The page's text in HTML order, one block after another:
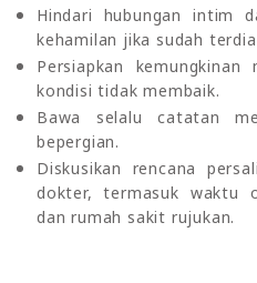
Hindari hubungan intim
kehamilan jika sudah
Persiapkan
kondisi tidak membaik.
Bawa selalu catatan
bepergian.
Diskusikan rencana
dokter, termasuk waktu
dan rumah sakit rujukan.